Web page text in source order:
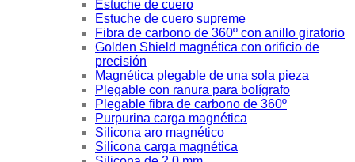
Estuche de cuero
Estuche de cuero supreme
Fibra de carbono de 360º con anillo giratorio
Golden Shield magnética con orificio de
precisión
Magnética plegable de una sola pieza
Plegable con ranura para bolígrafo
Plegable fibra de carbono de 360º
Purpurina carga magnética
Silicona aro magnético
Silicona carga magnética